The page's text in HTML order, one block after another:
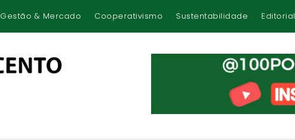
Gestão & Mercado Cooperativismo Sustentabilidade Editorial